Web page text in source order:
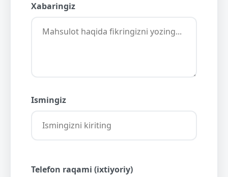
Xabaringiz
Ismingiz
Telefon raqami (ixtiyoriy)